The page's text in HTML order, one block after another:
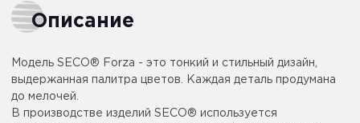
Описание
Модель SECO® Forza - это тонкий и стильный дизайн,
выдержанная палитра цветов. Каждая деталь продумана
до мелочей.
В производстве изделий SECO® используется